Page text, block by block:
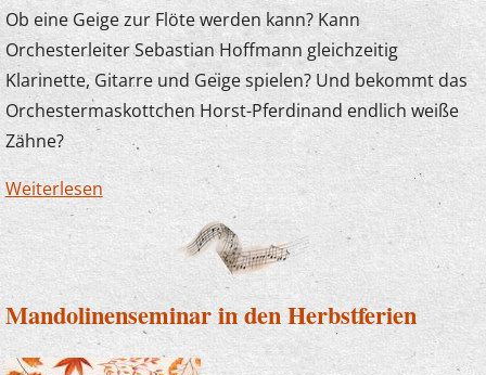
Ob eine Geige zur Flöte werden kann? Kann
Orchesterleiter Sebastian Hoffmann gleichzeitig
Klarinette, Gitarre und Geige spielen? Und bekommt das
Orchestermaskottchen Horst-Pferdinand endlich weiße
Zähne?
Weiterlesen über Unsere Zauberlehrlinge in Büderich
Mandolinenseminar in den Herbstferien